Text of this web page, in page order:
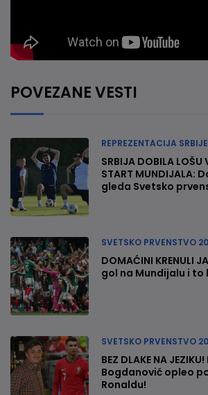
POVEZANE VESTI
REPREZENTACIJA SRBIJE
SRBIJA DOBILA LOŠU
START MUNDIJALA:
gleda Svetsko
SVETSKO PRVENSTVO
DOMAĆINI KRENULI
gol na Mundijalu i to
SVETSKO PRVENSTVO
BEZ DLAKE NA
Bogdanović opleo
Ronaldu!